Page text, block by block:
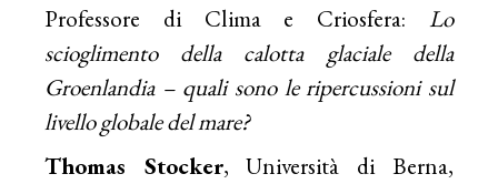
Professore di Clima e Criosfera: Lo
scioglimento della calotta glaciale della
Groenlandia – quali sono le ripercussioni sul
livello globale del mare?
Thomas Stocker, Università di Berna,